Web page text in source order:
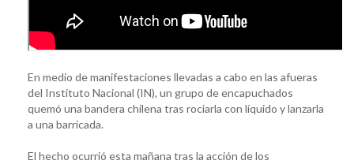
En medio de manifestaciones llevadas a cabo en las afueras
del Instituto Nacional (IN), un grupo de encapuchados
quemó una bandera chilena tras rociarla con líquido y lanzarla
a una barricada.
El hecho ocurrió esta mañana tras la acción de los